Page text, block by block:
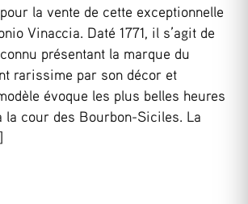
la vente de cette exceptionnelle
Vinaccia. Daté 1771, il s’agit de
présentant la marque du
rarissime par son décor et
évoque les plus belles heures
la cour des Bourbon-Siciles. La